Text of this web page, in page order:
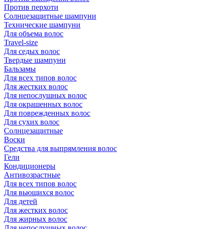
Против перхоти
Солнцезащитные шампуни
Технические шампуни
Для объема волос
Travel-size
Для седых волос
Твердые шампуни
Бальзамы
Для всех типов волос
Для жестких волос
Для непослушных волос
Для окрашенных волос
Для поврежденных волос
Для сухих волос
Солнцезащитные
Воски
Средства для выпрямления волос
Гели
Кондиционеры
Антивозрастные
Для всех типов волос
Для вьющихся волос
Для детей
Для жестких волос
Для жирных волос